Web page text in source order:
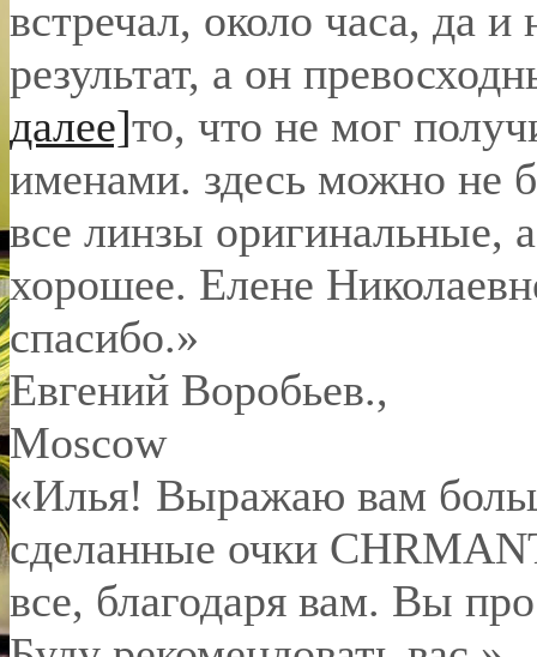
встречал, около часа, да и
результат, а он
далее]то, что не мог
именами. здесь можно не
все линзы оригинальные,
хорошее. Елене
спасибо.»
Евгений Воробьев.,
Moscow
«Илья! Выражаю вам
сделанные очки
все, благодаря вам. Вы